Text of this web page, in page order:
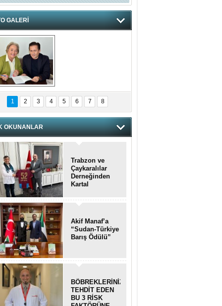
GALERİ
hnzzzna
1 2 3 4 5 6 7 8
OKUNANLAR
Trabzon ve
Çaykaralılar
Derneğinden
Kartal
anlamlı ziyaret
Akif Manaf’a
“Sudan-Türkiye
Barış Ödülü”
BÖBREKLERİNİZİ
TEHDİT EDEN
BU 3 RİSK